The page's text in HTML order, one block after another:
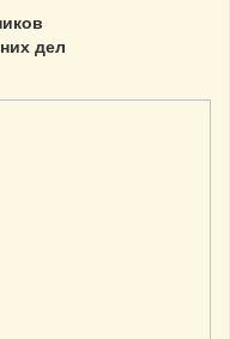
дел